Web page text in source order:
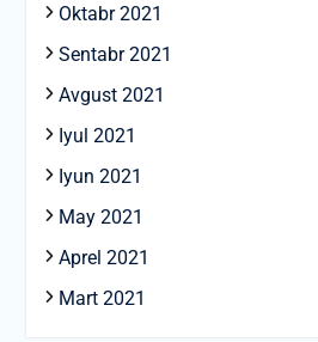
Oktabr 2021
Sentabr 2021
Avgust 2021
Iyul 2021
Iyun 2021
May 2021
Aprel 2021
Mart 2021